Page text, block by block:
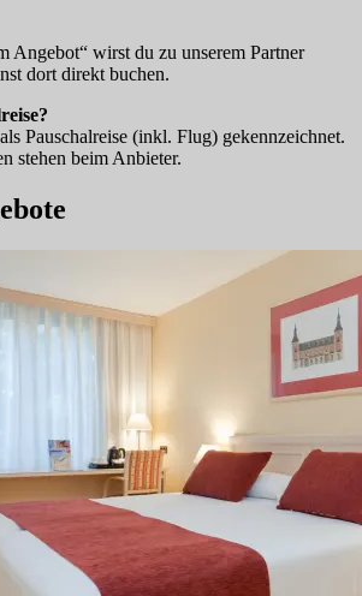
Angebot“ wirst du zu unserem Partner
dort direkt buchen.
Pauschalreise (inkl. Flug) gekennzeichnet.
stehen beim Anbieter.